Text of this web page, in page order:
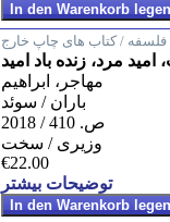
/ کتاب های چاپ خارج
امید مرد، زنده باد امید
مهاجر، ابراهیم
باران / سوئد
ص. 410 / 2018
وزیری / سخت
€22.00
توضیحات بیشتر